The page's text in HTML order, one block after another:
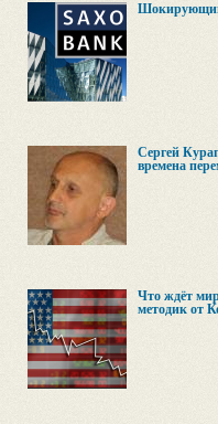
Шокирующий
Сергей
времена
Что ждёт мир
методик от